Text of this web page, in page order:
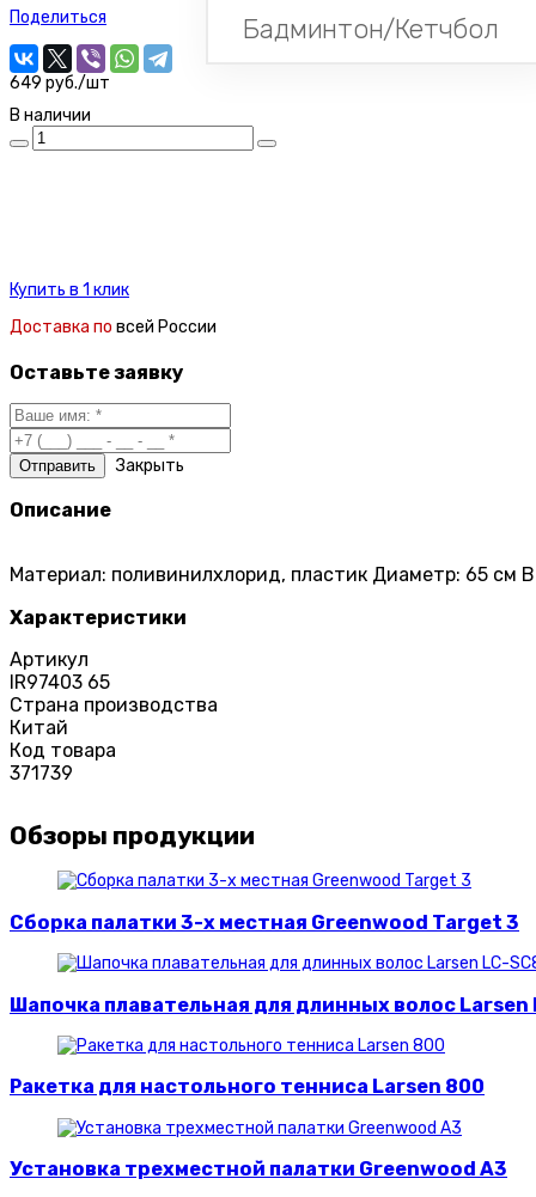
Бадминтон/Кетчбол
Поделиться
649 руб./шт
В наличии
Купить в 1 клик
Доставка по всей России
Оставьте заявку
Закрыть
Описание
Материал: поливинилхлорид, пластик Диаметр: 65 см
Характеристики
Артикул
IR97403 65
Страна производства
Китай
Код товара
371739
Обзоры продукции
Сборка палатки 3-х местная Greenwood Target 3
Шапочка плавательная для длинных волос Larsen
Ракетка для настольного тенниса Larsen 800
Установка трехместной палатки Greenwood A3